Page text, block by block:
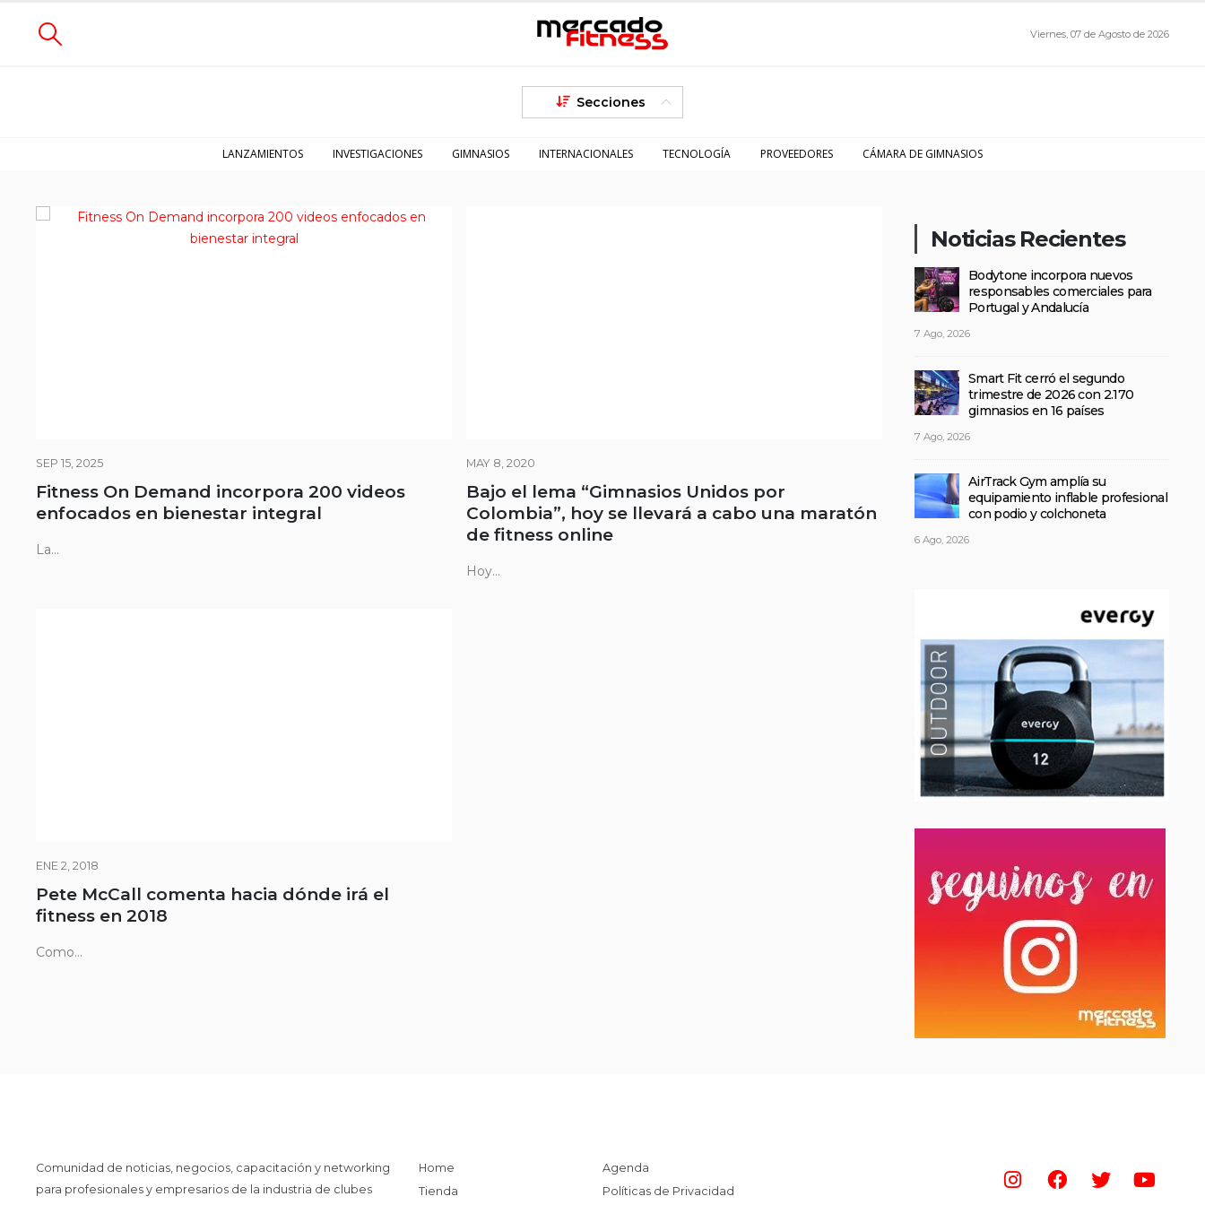
Viernes, 07 de Agosto de 2026
Secciones
LANZAMIENTOS INVESTIGACIONES GIMNASIOS INTERNACIONALES TECNOLOGÍA PROVEEDORES CÁMARA DE GIMNASIOS
SEP 15, 2025
Fitness On Demand incorpora 200 videos
enfocados en bienestar integral
La...
MAY 8, 2020
Bajo el lema “Gimnasios Unidos por
Colombia”, hoy se llevará a cabo una maratón
de fitness online
Hoy...
ENE 2, 2018
Pete McCall comenta hacia dónde irá el
fitness en 2018
Como...
Noticias Recientes
Bodytone incorpora nuevos
responsables comerciales para
Portugal y Andalucía
7 Ago, 2026
Smart Fit cerró el segundo
trimestre de 2026 con 2.170
gimnasios en 16 países
7 Ago, 2026
AirTrack Gym amplía su
equipamiento inflable profesional
con podio y colchoneta
6 Ago, 2026
Comunidad de noticias, negocios, capacitación y networking
para profesionales y empresarios de la industria de clubes
Home
Tienda
Agenda
Políticas de Privacidad